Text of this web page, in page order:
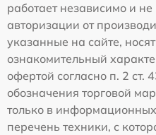
работает независимо и
авторизации от
указанные на сайте,
ознакомительный
офертой согласно п. 2
обозначения торговой
только в
перечень техники, с